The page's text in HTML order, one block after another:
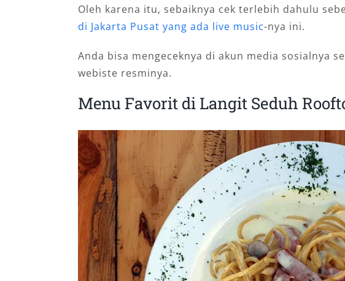
Oleh karena itu, sebaiknya cek terlebih dahulu
di Jakarta Pusat yang ada live music-nya ini.
Anda bisa mengeceknya di akun media sosialnya
webiste resminya.
Menu Favorit di Langit Seduh